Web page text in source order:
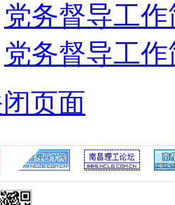
党务督导工
党务督导工
页面